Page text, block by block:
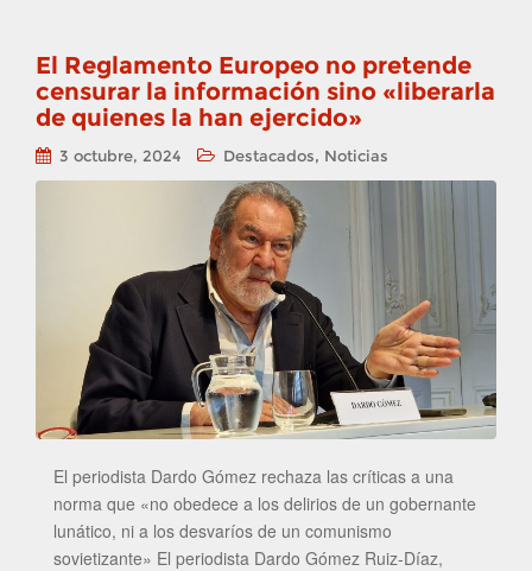
El Reglamento Europeo no pretende
censurar la información sino «liberarla
de quienes la han ejercido»
3 octubre, 2024 Destacados, Noticias
El periodista Dardo Gómez rechaza las críticas a una
norma que «no obedece a los delirios de un gobernante
lunático, ni a los desvaríos de un comunismo
sovietizante» El periodista Dardo Gómez Ruiz-Díaz,